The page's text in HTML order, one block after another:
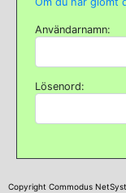
Användarnamn:
Lösenord:
Copyright Commodus